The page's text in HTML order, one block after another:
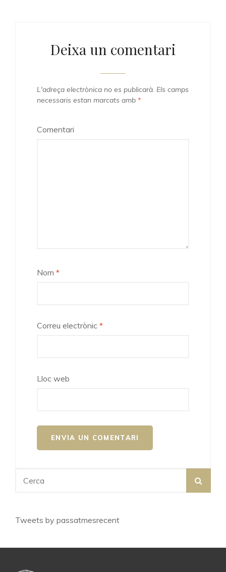
Deixa un comentari
L'adreça electrònica no es publicarà. Els camps
necessaris estan marcats amb *
Comentari
Nom *
Correu electrònic *
Lloc web
for:
Tweets by passatmesrecent